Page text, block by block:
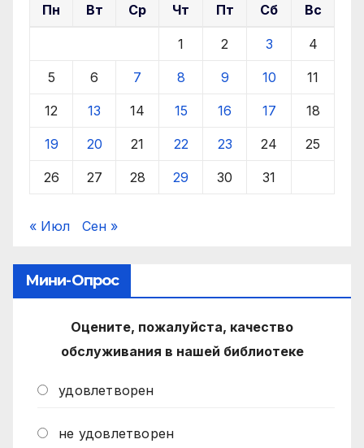
Пн Вт Ср Чт Пт Сб Вс
1 2 3 4
5 6 7 8 9 10 11
12 13 14 15 16 17 18
19 20 21 22 23 24 25
26 27 28 29 30 31
« Июл Сен »
Мини-Опрос
Оцените, пожалуйста, качество
обслуживания в нашей библиотеке
удовлетворен
не удовлетворен